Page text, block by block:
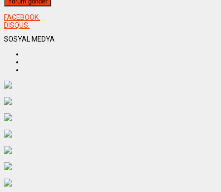
FACEBOOK:
DISQUS:
SOSYAL MEDYA